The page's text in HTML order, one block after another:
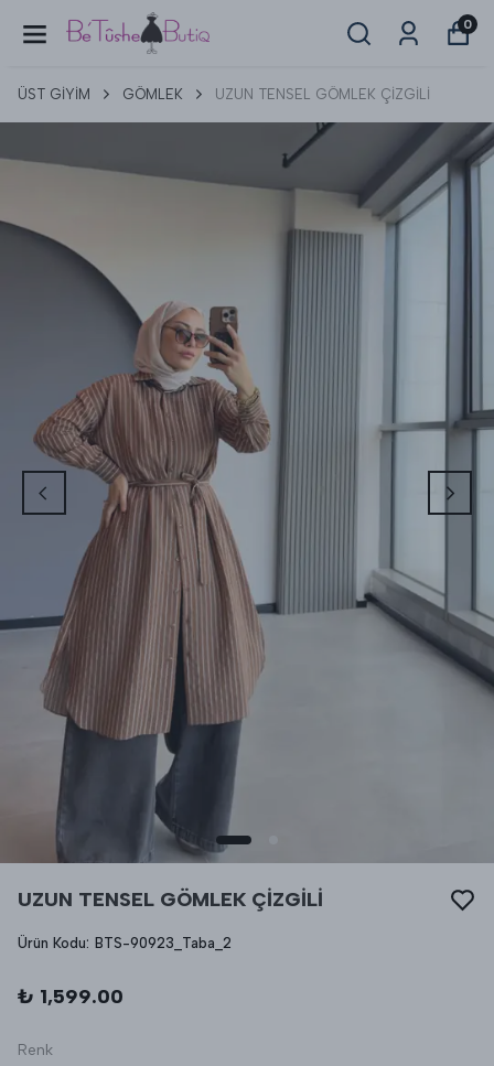
0
ÜST GİYİM GÖMLEK UZUN TENSEL GÖMLEK ÇİZGİLİ
UZUN TENSEL GÖMLEK ÇİZGİLİ
Ürün Kodu: BTS-90923_Taba_2
₺ 1,599.00
Renk